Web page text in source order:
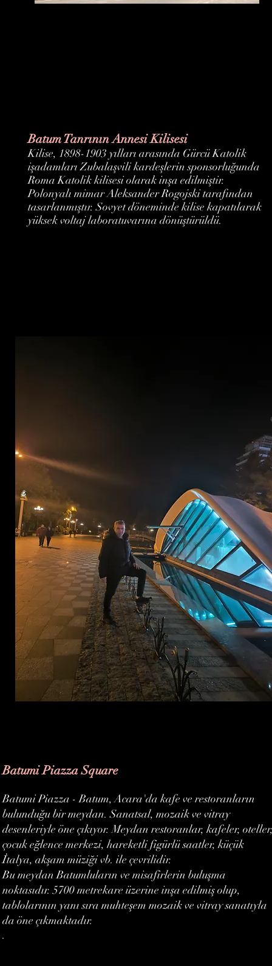
Batum Tanrının Annesi Kilisesi
Kilise, 1898-1903 yılları arasında Gürcü Katolik
işadamları Zubalaşvili kardeşlerin sponsorluğunda
Roma Katolik kilisesi olarak inşa edilmiştir.
Polonyalı mimar Aleksander Rogojski tarafından
tasarlanmıştır. Sovyet döneminde kilise kapatılarak
yüksek voltaj laboratuvarına dönüştürüldü.
Batumi Piazza Square
Batumi Piazza - Batum, Acara'da kafe ve restoranların
bulunduğu bir meydan. Sanatsal, mozaik ve vitray
desenleriyle öne çıkıyor. Meydan restoranlar, kafeler,
çocuk eğlence merkezi, hareketli figürlü saatler, küçük
İtalya, akşam müziği vb. ile çevrilidir.
Bu meydan Batumluların ve misafirlerin buluşma
noktasıdır. 5700 metrekare üzerine inşa edilmiş olup,
tablolarının yanı sıra muhteşem mozaik ve vitray sanatıyla
da öne çıkmaktadır.
.